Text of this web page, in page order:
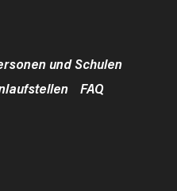
und Schulen
FAQ